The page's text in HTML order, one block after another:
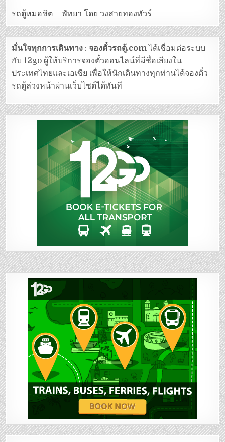
รถตู้หมอชิต – พัทยา โดย วงสายทองทัวร์
มั่นใจทุกการเดินทาง :จองตั๋วรถตู้.comได้เชื่อมต่อระบบ
กับ 12go ผู้ให้บริการจองตั๋วออนไลน์ที่มีชื่อเสียงใน
ประเทศไทยและเอเซีย เพื่อให้นักเดินทางทุกท่านได้จองตั๋ว
รถตู้ล่วงหน้าผ่านเว็บไซต์ได้ทันที